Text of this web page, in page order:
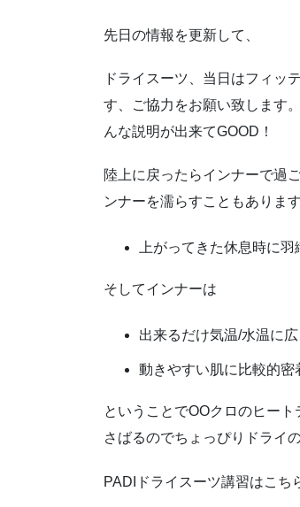
先日の情報を更新して、
ドライスーツ、当日はフィッ
す、ご協力をお願い致します
んな説明が出来てGOOD！
陸上に戻ったらインナーで過
ンナーを濡らすこともありま
上がってきた休息時に
そしてインナーは
出来るだけ気温/水温に
動きやすい肌に比較的密
ということでOOクロのヒー
さばるのでちょっぴりドライ
PADIドライスーツ講習はこち